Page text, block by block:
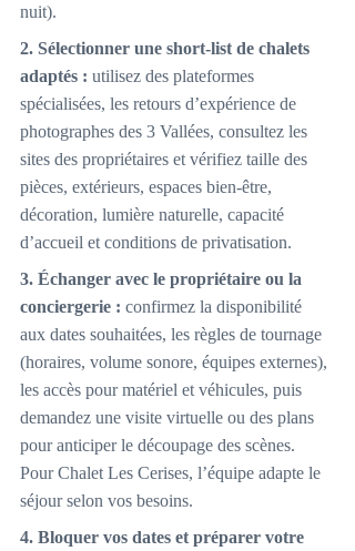
nuit).
2. Sélectionner une short-list de chalets
adaptés : utilisez des plateformes
spécialisées, les retours d’expérience de
photographes des 3 Vallées, consultez les
sites des propriétaires et vérifiez taille des
pièces, extérieurs, espaces bien-être,
décoration, lumière naturelle, capacité
d’accueil et conditions de privatisation.
3. Échanger avec le propriétaire ou la
conciergerie : confirmez la disponibilité
aux dates souhaitées, les règles de tournage
(horaires, volume sonore, équipes externes),
les accès pour matériel et véhicules, puis
demandez une visite virtuelle ou des plans
pour anticiper le découpage des scènes.
Pour Chalet Les Cerises, l’équipe adapte le
séjour selon vos besoins.
4. Bloquer vos dates et préparer votre